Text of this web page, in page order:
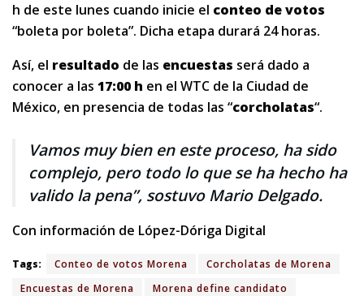
h de este lunes cuando inicie el conteo de votos
“boleta por boleta”. Dicha etapa durará 24 horas.
Así, el resultado de las encuestas será dado a
conocer a las 17:00 h en el WTC de la Ciudad de
México, en presencia de todas las “corcholatas“.
Vamos muy bien en este proceso, ha sido
complejo, pero todo lo que se ha hecho ha
valido la pena”, sostuvo Mario Delgado.
Con información de López-Dóriga Digital
Tags: Conteo de votos Morena
Corcholatas de Morena
Encuestas de Morena
Morena define candidato